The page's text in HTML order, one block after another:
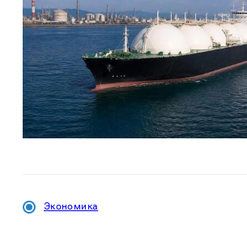
Экономика